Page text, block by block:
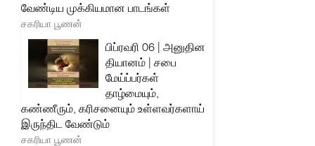
வேண்டிய முக்கியமான பாடங்கள்
சகரியா பூணன்
பிப்ரவரி 06 | அனுதின
தியானம் | சபை
மேய்ப்பர்கள்
தாழ்மையும்,
கண்ணீரும், கரிசனையும் உள்ளவர்களாய்
இருந்திட வேண்டும்
சகரியா பூணன்